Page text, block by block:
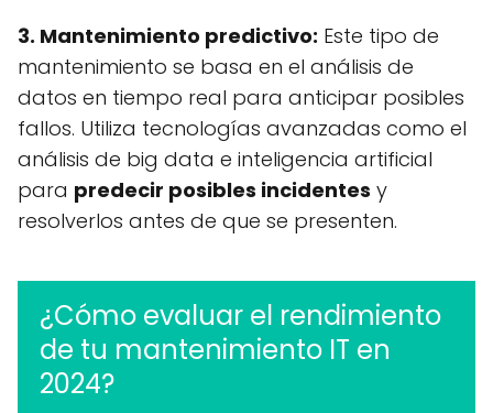
3. Mantenimiento predictivo: Este tipo de
mantenimiento se basa en el análisis de
datos en tiempo real para anticipar posibles
fallos. Utiliza tecnologías avanzadas como el
análisis de big data e inteligencia artificial
para predecir posibles incidentes y
resolverlos antes de que se presenten.
¿Cómo evaluar el rendimiento
de tu mantenimiento IT en
2024?